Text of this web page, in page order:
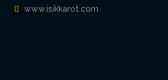
www.isikkarot.com